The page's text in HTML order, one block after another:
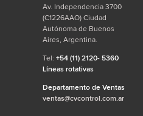
Av. Independencia 3700
(C1226AAO) Ciudad
Autónoma de Buenos
Aires, Argentina.
Tel: +54 (11) 2120- 5360
Líneas rotativas
Departamento de Ventas
ventas@cvcontrol.com.ar